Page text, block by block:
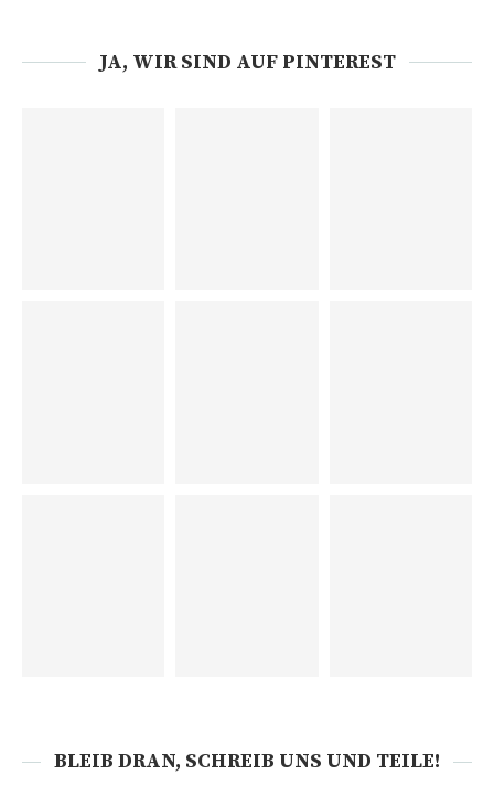
JA, WIR SIND AUF PINTEREST
BLEIB DRAN, SCHREIB UNS UND TEILE!